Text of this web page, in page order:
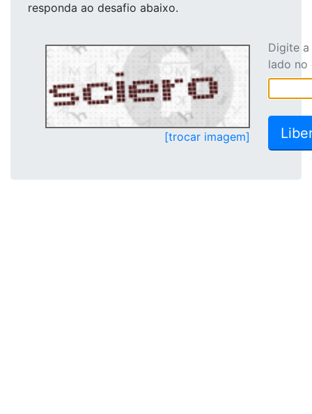
responda ao desafio abaixo.
[trocar imagem]
Digite
lado no